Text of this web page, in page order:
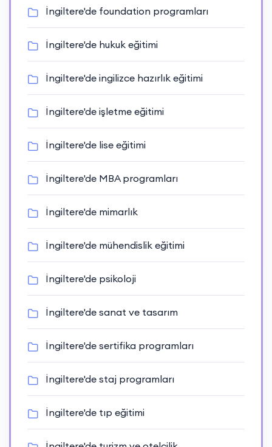
İngiltere'de foundation programları
İngiltere'de hukuk eğitimi
İngiltere'de ingilizce hazırlık eğitimi
İngiltere'de işletme eğitimi
İngiltere'de lise eğitimi
İngiltere'de MBA programları
İngiltere'de mimarlık
İngiltere'de mühendislik eğitimi
İngiltere'de psikoloji
İngiltere'de sanat ve tasarım
İngiltere'de sertifika programları
İngiltere'de staj programları
İngiltere'de tıp eğitimi